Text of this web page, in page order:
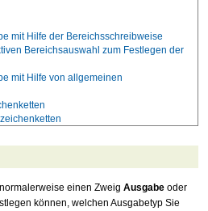
mit Hilfe der Bereichsschreibweise
Bereichsauswahl zum Festlegen der
mit Hilfe von allgemeinen
einen Zweig Ausgabe oder
können, welchen Ausgabetyp Sie